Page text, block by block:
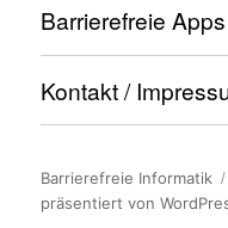
Barrierefreie Apps
Kontakt /
Barrierefreie Informatik
präsentiert von